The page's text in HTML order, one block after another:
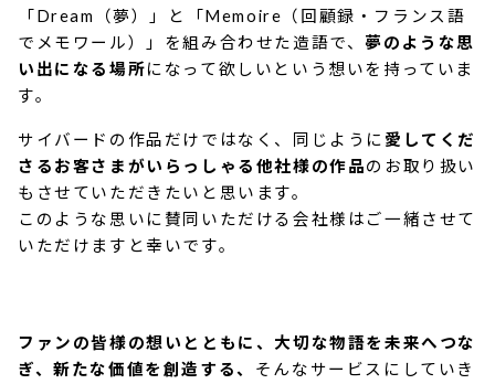
「Dream（夢）」と「Memoire（回顧録・フランス語
でメモワール）」を組み合わせた造語で、 夢のような思
い出になる場所になって欲しいという想いを持っていま
す。
サイバードの作品だけではなく、同じように 愛してくだ
さるお客さまがいらっしゃる他社様の作品のお取り扱い
もさせていただきたいと思います。
このような思いに賛同いただける会社様はご一緒させて
いただけますと幸いです。
ファンの皆様の想いとともに、大切な物語を未来へつな
ぎ、新たな価値を創造する、 そんなサービスにしていき